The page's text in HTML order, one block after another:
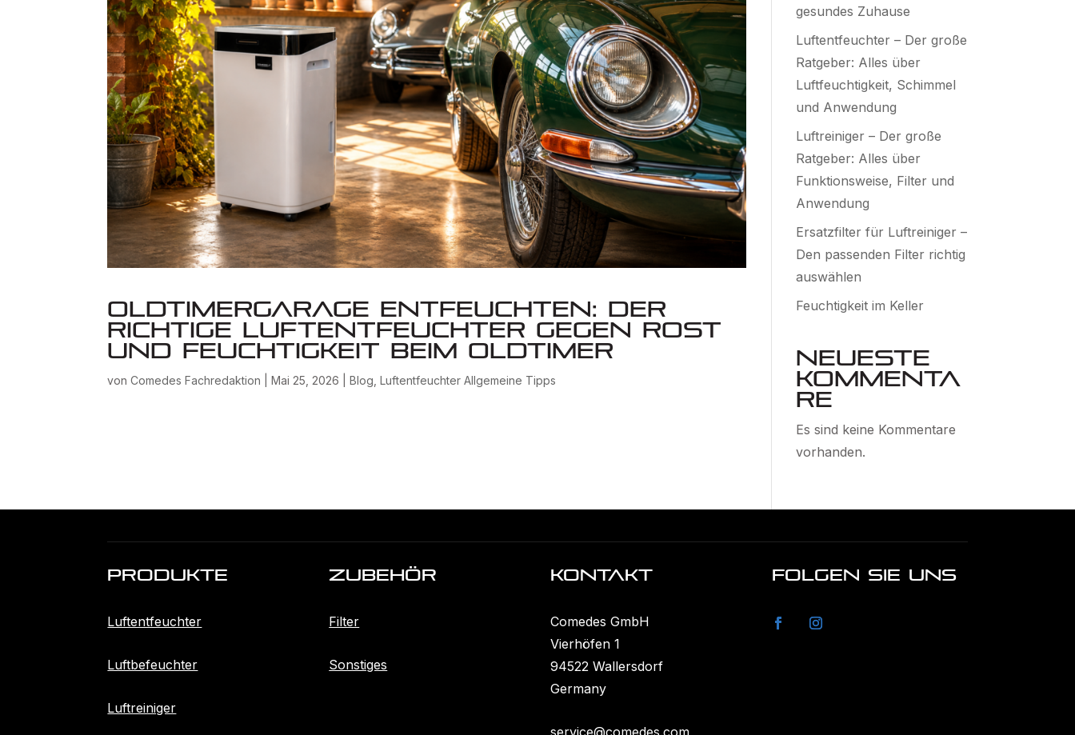
Oldtimergarage entfeuchten: Der
richtige Luftentfeuchter gegen Rost
und Feuchtigkeit beim Oldtimer
vonComedes Fachredaktion |Mai 25, 2026 |Blog ,Luftentfeuchter Allgemeine Tipps
gesundes Zuhause
Luftentfeuchter – Der große
Ratgeber: Alles über
Luftfeuchtigkeit, Schimmel
und Anwendung
Luftreiniger – Der große
Ratgeber: Alles über
Funktionsweise, Filter und
Anwendung
Ersatzfilter für Luftreiniger –
Den passenden Filter richtig
auswählen
Feuchtigkeit im Keller
Neueste
Kommenta
re
Es sind keine Kommentare
vorhanden.
Produkte
Luftentfeuchter
Luftbefeuchter
Luftreiniger
ZubehöR
Filter
Sonstiges
KONTAKT
Comedes GmbH
Vierhöfen 1
94522 Wallersdorf
Germany
FOLGEN SIE UNS